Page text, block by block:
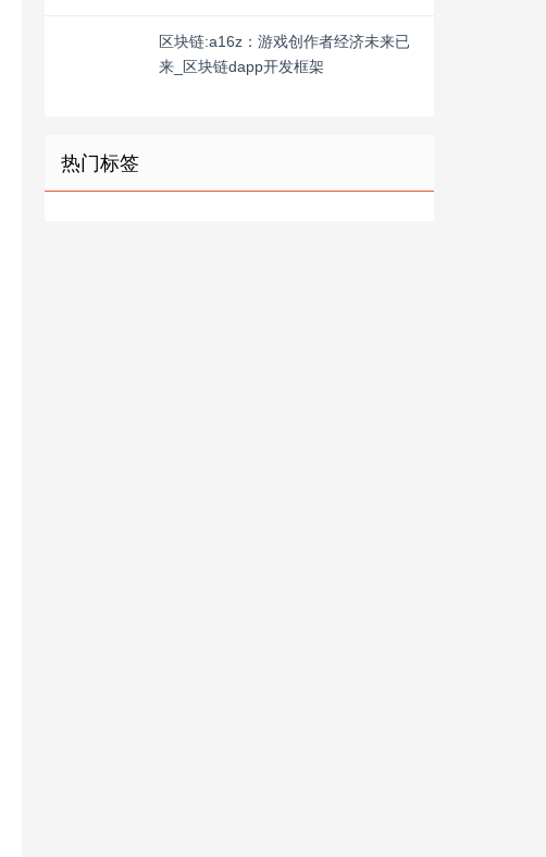
区块链:a16z：游戏创作者经济未来已
来_区块链dapp开发框架
热门标签